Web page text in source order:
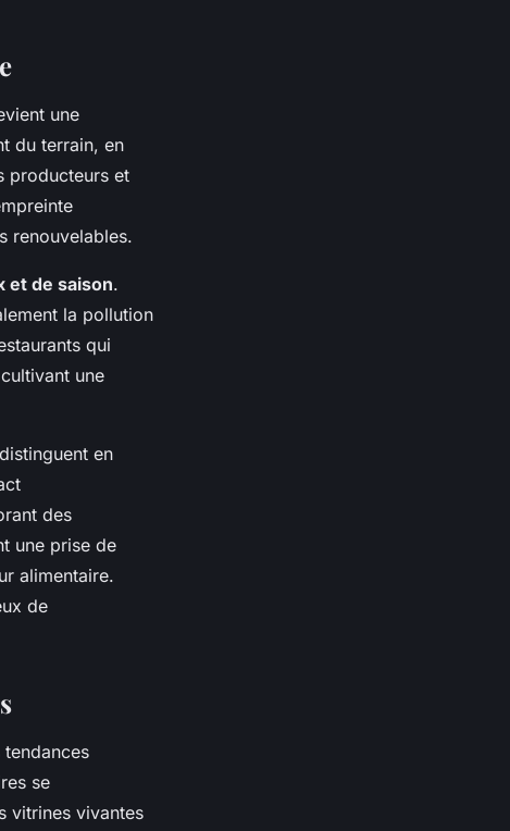
une
du terrain, en
producteurs et
renouvelables.
et de saison.
la pollution
qui
une
en
des
une prise de
alimentaire.
de
se
vitrines vivantes